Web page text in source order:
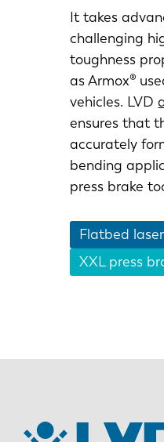
It takes
challenging
toughness
as Armox®
vehicles. LVD
ensures that
accurately
bending
press brake
Flatbed
XXL press